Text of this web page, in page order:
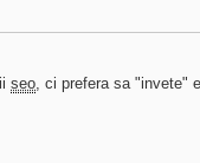
seo, ci prefera sa "invete"